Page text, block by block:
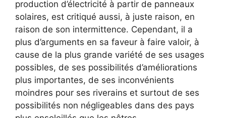
production d’électricité à partir de panneaux
solaires, est critiqué aussi, à juste raison, en
raison de son intermittence. Cependant, il a
plus d’arguments en sa faveur à faire valoir, à
cause de la plus grande variété de ses usages
possibles, de ses possibilités d’améliorations
plus importantes, de ses inconvénients
moindres pour ses riverains et surtout de ses
possibilités non négligeables dans des pays